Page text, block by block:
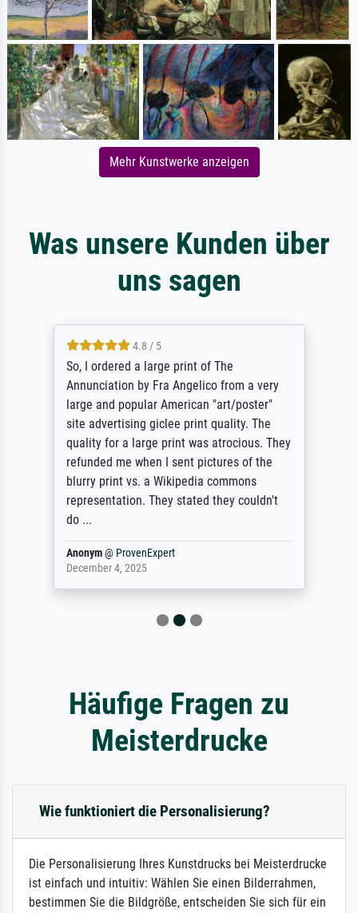
Mehr Kunstwerke anzeigen
Was unsere Kunden über
uns sagen
4.8 / 5
So, I ordered a large print of The
Annunciation by Fra Angelico from a very
large and popular American "art/poster"
site advertising giclee print quality. The
quality for a large print was atrocious. They
refunded me when I sent pictures of the
blurry print vs. a Wikipedia commons
representation. They stated they couldn't
do ...
Anonym@ ProvenExpert
December 4, 2025
Häufige Fragen zu
Meisterdrucke
Wie funktioniert die Personalisierung?
Die Personalisierung Ihres Kunstdrucks bei Meisterdrucke
ist einfach und intuitiv: Wählen Sie einen Bilderrahmen,
bestimmen Sie die Bildgröße, entscheiden Sie sich für ein